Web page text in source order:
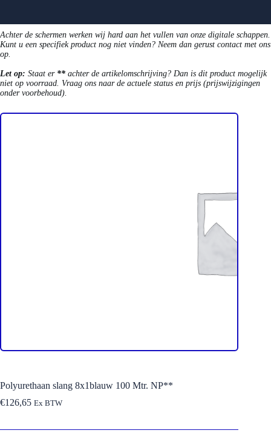
Achter de schermen werken wij hard aan het vullen van onze digitale schappen.
Kunt u een specifiek product nog niet vinden? Neem dan gerust contact met ons
op.
Let op: Staat er ** achter de artikelomschrijving? Dan is dit product mogelijk
niet op voorraad. Vraag ons naar de actuele status en prijs (prijswijzigingen
onder voorbehoud).
Polyurethaan slang 8x1blauw 100 Mtr. NP**
€126,65 Ex BTW